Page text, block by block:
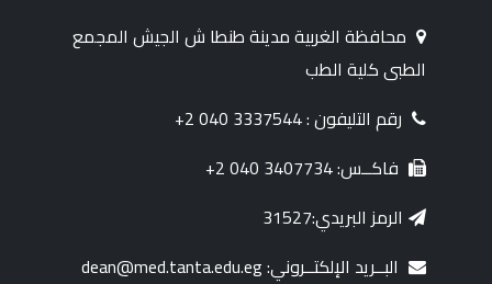
محافظة الغربية مدينة طنطا ش الجيش المجمع
الطبى كلية الطب
رقم التليفون : 3337544 040 2+
فاكــس: 3407734 040 2+
الرمز البريدي:31527
البــريد الإلكتــروني: dean@med.tanta.edu.eg